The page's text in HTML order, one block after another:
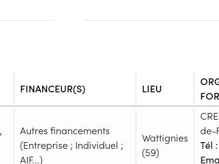
FINANCEUR(S) LIEU
Autres financements
(Entreprise ; Individuel ;
AIF...)
Wattignies
(59)
de-
Tél :